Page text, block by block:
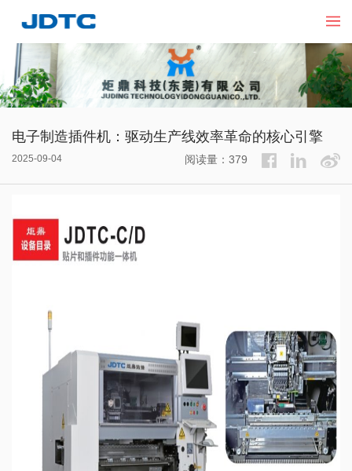
电子制造插件机：驱动生产线效率革命的核心引擎​
2025-09-04 阅读量：379